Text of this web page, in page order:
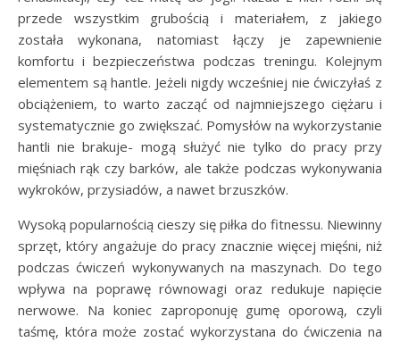
przede wszystkim grubością i materiałem, z jakiego
została wykonana, natomiast łączy je zapewnienie
komfortu i bezpieczeństwa podczas treningu. Kolejnym
elementem są hantle. Jeżeli nigdy wcześniej nie ćwiczyłaś z
obciążeniem, to warto zacząć od najmniejszego ciężaru i
systematycznie go zwiększać. Pomysłów na wykorzystanie
hantli nie brakuje- mogą służyć nie tylko do pracy przy
mięśniach rąk czy barków, ale także podczas wykonywania
wykroków, przysiadów, a nawet brzuszków.
Wysoką popularnością cieszy się piłka do fitnessu. Niewinny
sprzęt, który angażuje do pracy znacznie więcej mięśni, niż
podczas ćwiczeń wykonywanych na maszynach. Do tego
wpływa na poprawę równowagi oraz redukuje napięcie
nerwowe. Na koniec zaproponuję gumę oporową, czyli
taśmę, która może zostać wykorzystana do ćwiczenia na